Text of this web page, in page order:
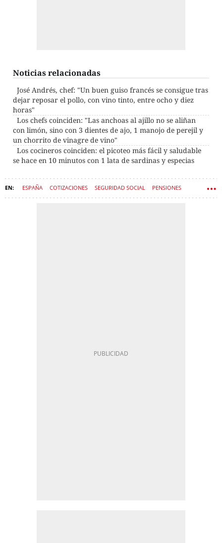
Noticias relacionadas
José Andrés, chef: "Un buen guiso francés se consigue tras
dejar reposar el pollo, con vino tinto, entre ocho y diez
horas"
Los chefs coinciden: "Las anchoas al ajillo no se aliñan
con limón, sino con 3 dientes de ajo, 1 manojo de perejil y
un chorrito de vinagre de vino"
Los cocineros coinciden: el picoteo más fácil y saludable
se hace en 10 minutos con 1 lata de sardinas y especias
ESPAÑA COTIZACIONES SEGURIDAD SOCIAL PENSIONES